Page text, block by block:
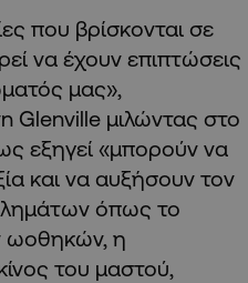
που βρίσκονται σε
να έχουν επιπτώσεις
μας»,
Glenville μιλώντας στο
εξηγεί «μπορούν να
και να αυξήσουν τον
όπως το
ωοθηκών, η
του μαστού,